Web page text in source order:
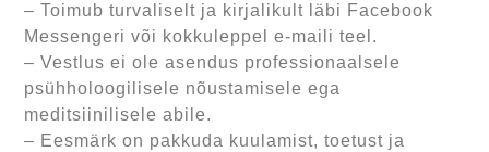
– Toimub turvaliselt ja kirjalikult läbi Facebook
Messengeri või kokkuleppel e-maili teel.
– Vestlus ei ole asendus professionaalsele
psühholoogilisele nõustamisele ega
meditsiinilisele abile.
– Eesmärk on pakkuda kuulamist, toetust ja